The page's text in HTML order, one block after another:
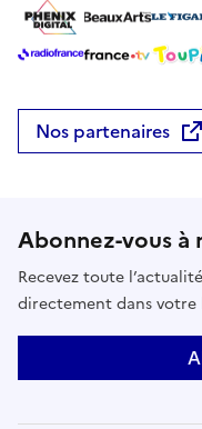
Nos partenaires
Abonnez-vous
Recevez toute
directement dans votre